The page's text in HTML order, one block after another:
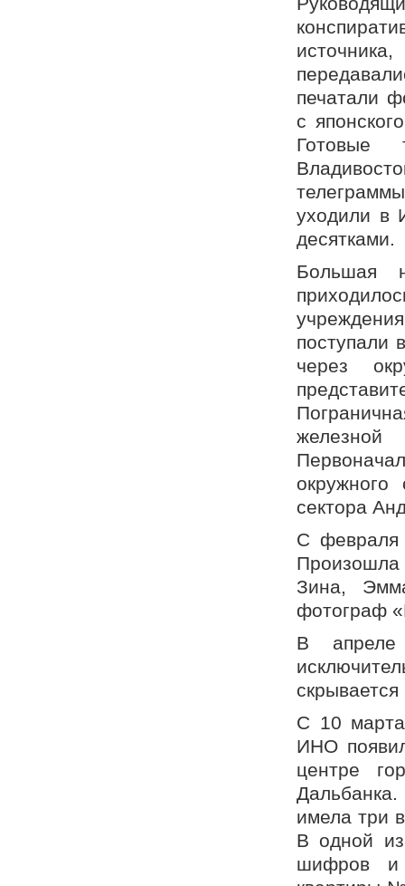
печатали
с
Готовые
уходили в
десятками.
Большая
поступали
через
окружного
сектора
С февраля
Произошла
Зина,
фотограф
В
С 10 марта
ИНО
центре
имела три
В одной
шифров и